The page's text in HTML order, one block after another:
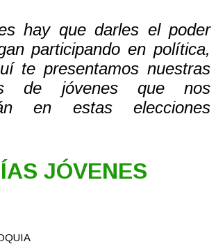
hay que darles el poder
participando en política,
te presentamos nuestras
de jóvenes que nos
en estas elecciones
JÓVENES